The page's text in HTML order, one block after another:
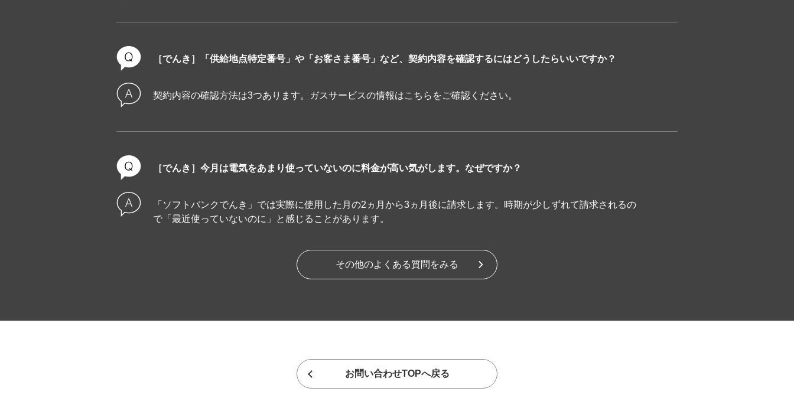
［でんき］「供給地点特定番号」や「お客さま番号」など、契約内容を確認するにはどうしたらいいですか？
契約内容の確認方法は3つあります。ガスサービスの情報はこちらをご確認ください。
［でんき］今月は電気をあまり使っていないのに料金が高い気がします。なぜですか？
「ソフトバンクでんき」では実際に使用した月の2ヵ月から3ヵ月後に請求します。時期が少しずれて請求されるの
で「最近使っていないのに」と感じることがあります。
その他のよくある質問をみる
お問い合わせTOPへ戻る